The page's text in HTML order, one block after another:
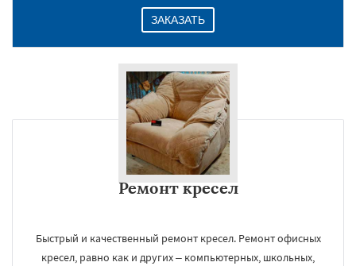
ЗАКАЗАТЬ
Ремонт кресел
Быстрый и качественный ремонт кресел. Ремонт офисных
кресел, равно как и других – компьютерных, школьных,